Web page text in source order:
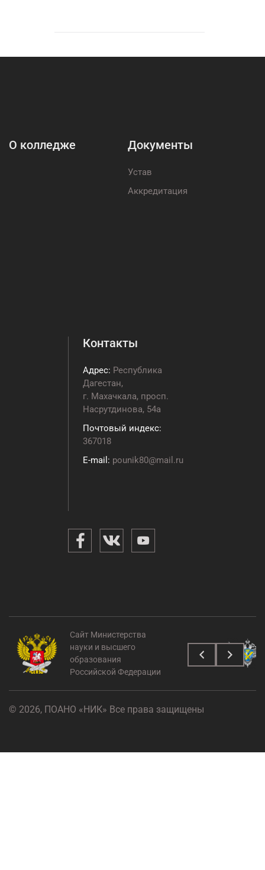
О колледже Документы
Устав
Аккредитация
Контакты
Адрес: Республика
Дагестан,
г. Махачкала, просп.
Насрутдинова, 54а
Почтовый индекс:
367018
E-mail: pounik80@mail.ru
Сайт Министерства
науки и высшего
образования
Российской Федерации
© 2026, ПОАНО «НИК» Все права защищены